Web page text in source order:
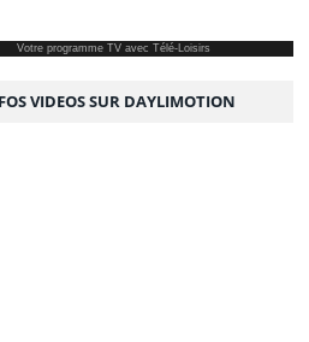
Votre programme TVavec Télé-Loisirs
VIDEOS SUR DAYLIMOTION